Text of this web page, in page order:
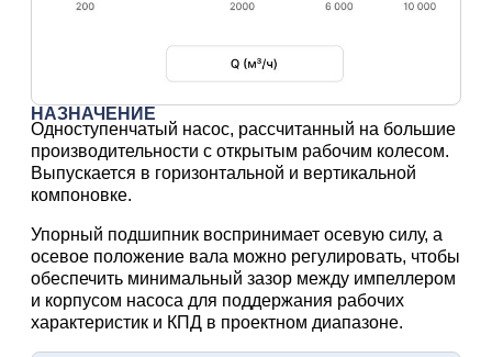
НАЗНАЧЕНИЕ
Одноступенчатый насос, рассчитанный на большие
производительности с открытым рабочим колесом.
Выпускается в горизонтальной и вертикальной
компоновке.
Упорный подшипник воспринимает осевую силу, а
осевое положение вала можно регулировать, чтобы
обеспечить минимальный зазор между импеллером
и корпусом насоса для поддержания рабочих
характеристик и КПД в проектном диапазоне.